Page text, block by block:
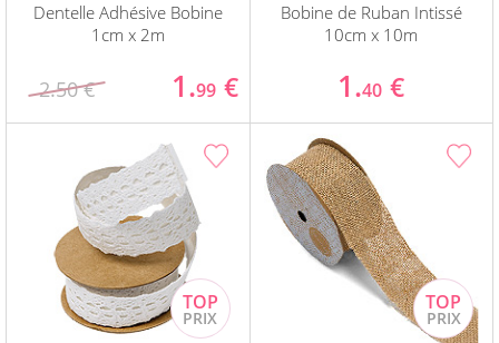
Dentelle Adhésive Bobine
1cm x 2m
2.50 € 1.99 €
Bobine de Ruban Intissé
10cm x 10m
1.40 €